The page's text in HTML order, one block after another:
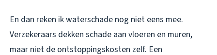
En dan reken ik waterschade nog niet eens mee.
Verzekeraars dekken schade aan vloeren en muren,
maar niet de ontstoppingskosten zelf. Een